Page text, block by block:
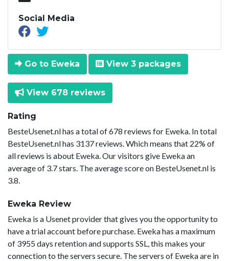
Social Media
Go to Eweka View 3 packages
View 678 reviews
Rating
BesteUsenet.nl has a total of 678 reviews for Eweka. In total
BesteUsenet.nl has 3137 reviews. Which means that 22% of
all reviews is about Eweka. Our visitors give Eweka an
average of 3.7 stars. The average score on BesteUsenet.nl is
3.8.
Eweka Review
Eweka is a Usenet provider that gives you the opportunity to
have a trial account before purchase. Eweka has a maximum
of 3955 days retention and supports SSL, this makes your
connection to the servers secure. The servers of Eweka are in